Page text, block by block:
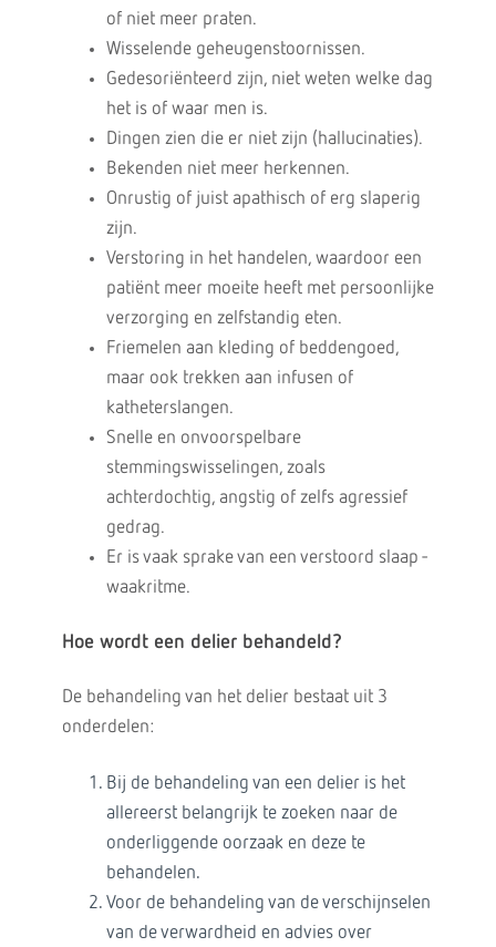
of niet meer praten.
Wisselende geheugenstoornissen.
Gedesoriënteerd zijn, niet weten welke dag
het is of waar men is.
Dingen zien die er niet zijn (hallucinaties).
Bekenden niet meer herkennen.
Onrustig of juist apathisch of erg slaperig
zijn.
Verstoring in het handelen, waardoor een
patiënt meer moeite heeft met persoonlijke
verzorging en zelfstandig eten.
Friemelen aan kleding of beddengoed,
maar ook trekken aan infusen of
katheterslangen.
Snelle en onvoorspelbare
stemmingswisselingen, zoals
achterdochtig, angstig of zelfs agressief
gedrag.
Er is vaak sprake van een verstoord slaap -
waakritme.
Hoe wordt een delier behandeld?
De behandeling van het delier bestaat uit 3
onderdelen:
Bij de behandeling van een delier is het
allereerst belangrijk te zoeken naar de
onderliggende oorzaak en deze te
behandelen.
Voor de behandeling van de verschijnselen
van de verwardheid en advies over